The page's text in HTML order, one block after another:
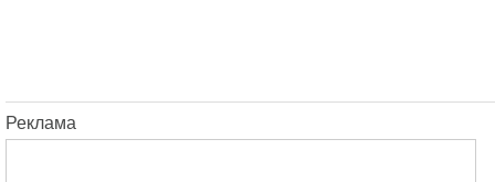
Реклама